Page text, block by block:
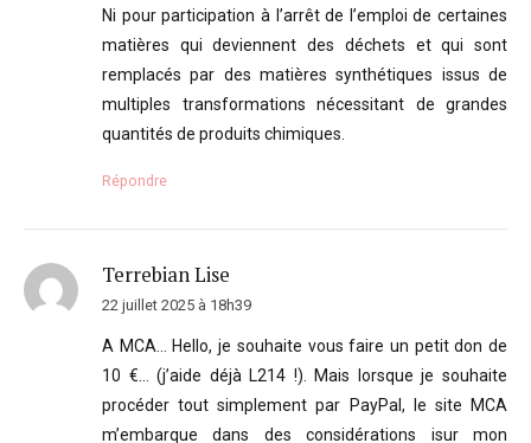
Ni pour participation à l’arrêt de l’emploi de certaines
matières qui deviennent des déchets et qui sont
remplacés par des matières synthétiques issus de
multiples transformations nécessitant de grandes
quantités de produits chimiques.
Répondre
Terrebian Lise
22 juillet 2025 à 18h39
A MCA… Hello, je souhaite vous faire un petit don de
10 €… (j’aide déjà L214 !). Mais lorsque je souhaite
procéder tout simplement par PayPal, le site MCA
m’embarque dans des considérations isur mon